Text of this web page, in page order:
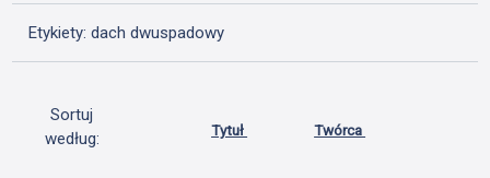
Etykiety: dach dwuspadowy
Sortuj
według:
Tytuł Twórca